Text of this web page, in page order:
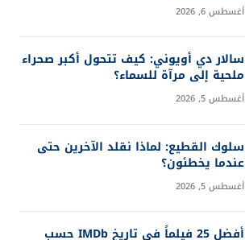
أغسطس 6, 2026
سالار دي أويوني: كيف تتحول أكبر صحراء
ملحية إلى مرآة للسماء؟
أغسطس 5, 2026
سلوك القطيع: لماذا نقلد الآخرين حتى
عندما يخطئون؟
أغسطس 5, 2026
أفضل 25 فيلماً في تاريخ IMDb حسب